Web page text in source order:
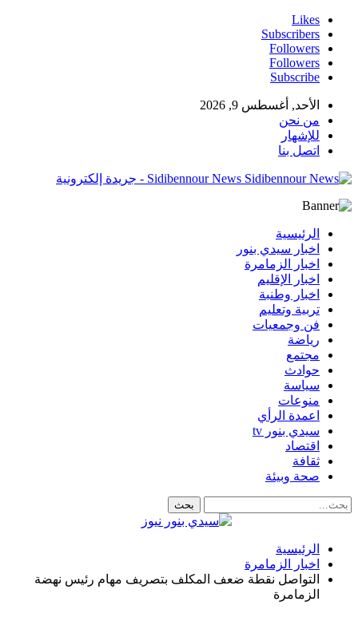
Likes
Subscribers
Followers
Followers
Subscribe
الأحد, أغسطس 9, 2026
من نحن
للإشهار
اتصل بنا
Sidibennour News - جريدة إلكترونية
الرئيسية
اخبار سيدي بنور
اخبار الزمامرة
اخبار الإقليم
اخبار وطنبة
تربية وتعليم
فن وجمعيات
رياضة
مجتمع
حوادث
سياسة
منوعات
اعمدة الرأي
سيدي بنور tv
اقتصاد
ثقافة
صحة وبيئة
الرئيسية
اخبار الزمامرة
التواصل نقطة ضعف المكلف بتصريف مهام رئيس نهضة
الزمامرة